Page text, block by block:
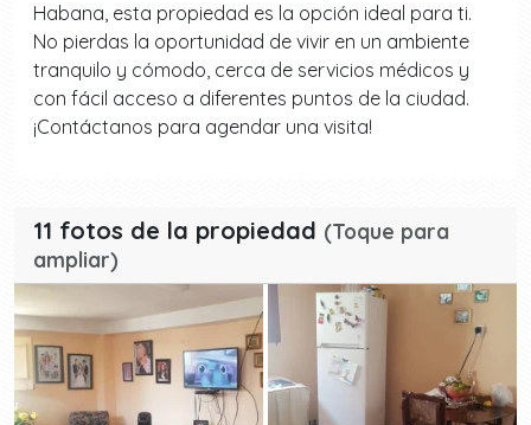
Habana, esta propiedad es la opción ideal para ti.
No pierdas la oportunidad de vivir en un ambiente
tranquilo y cómodo, cerca de servicios médicos y
con fácil acceso a diferentes puntos de la ciudad.
¡Contáctanos para agendar una visita!
11 fotos de la propiedad (Toque para
ampliar)